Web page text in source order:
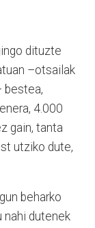
dituzte
–otsailak
bestea,
4.000
gain, tanta
utziko dute,
beharko
nahi dutenek